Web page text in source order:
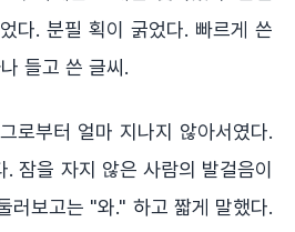
다. 분필 획이 굵었다. 빠르게 쓴
들고 쓴 글씨.
로부터 얼마 지나지 않아서였다.
잠을 자지 않은 사람의 발걸음이
러보고는 "와." 하고 짧게 말했다.